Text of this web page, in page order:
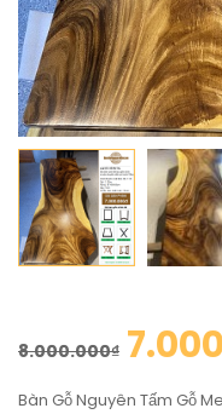
8.000.000₫
Bàn Gỗ Nguyên Tấm Gỗ